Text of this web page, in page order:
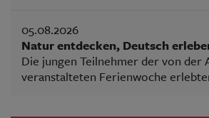
05.08.2026
Natur entdecken, Deutsch
Die jungen Teilnehmer der von der
veranstalteten Ferienwoche